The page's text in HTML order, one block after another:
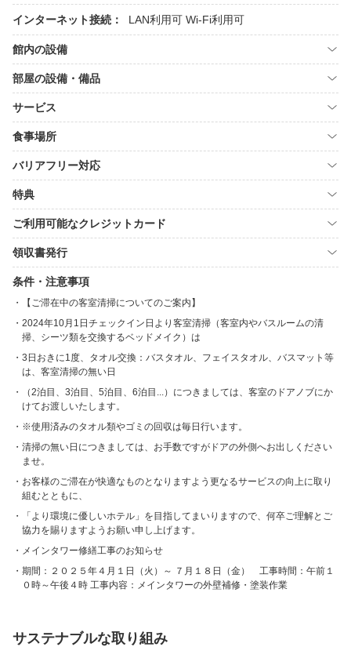
インターネット接続： LAN利用可 Wi-Fi利用可
館内の設備
部屋の設備・備品
サービス
食事場所
バリアフリー対応
特典
ご利用可能なクレジットカード
領収書発行
条件・注意事項
【ご滞在中の客室清掃についてのご案内】
2024年10月1日チェックイン日より客室清掃（客室内やバスルームの清
掃、シーツ類を交換するベッドメイク）は
3日おきに1度、タオル交換：バスタオル、フェイスタオル、バスマット等
は、客室清掃の無い日
（2泊目、3泊目、5泊目、6泊目...）につきましては、客室のドアノブにか
けてお渡しいたします。
※使用済みのタオル類やゴミの回収は毎日行います。
清掃の無い日につきましては、お手数ですがドアの外側へお出しください
ませ。
お客様のご滞在が快適なものとなりますよう更なるサービスの向上に取り
組むとともに、
「より環境に優しいホテル」を目指してまいりますので、何卒ご理解とご
協力を賜りますようお願い申し上げます。
メインタワー修繕工事のお知らせ
期間：２０２５年４月１日（火）～ ７月１８日（金） 工事時間：午前１
０時～午後４時 工事内容：メインタワーの外壁補修・塗装作業
サステナブルな取り組み